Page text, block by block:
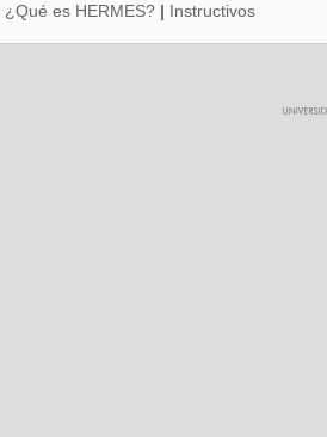
¿Qué es HERMES? | Instructivos